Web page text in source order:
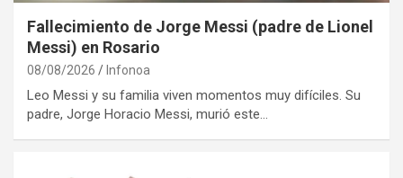
Fallecimiento de Jorge Messi (padre de Lionel
Messi) en Rosario
08/08/2026 Infonoa
Leo Messi y su familia viven momentos muy difíciles. Su
padre, Jorge Horacio Messi, murió este…